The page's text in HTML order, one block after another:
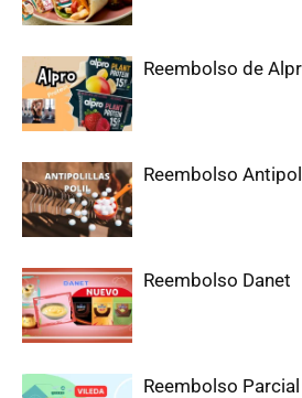
Reembolso de
Reembolso
Reembolso Danet
Reembolso